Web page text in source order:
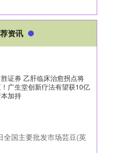
资讯
证券 乙肝临床治愈拐点将
广生堂创新疗法有望获10亿
加持
全国主要批发市场芸豆(英